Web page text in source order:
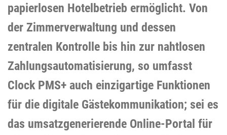
papierlosen Hotelbetrieb ermöglicht. Von
der Zimmerverwaltung und dessen
zentralen Kontrolle bis hin zur nahtlosen
Zahlungsautomatisierung, so umfasst
Clock PMS+ auch einzigartige Funktionen
für die digitale Gästekommunikation; sei es
das umsatzgenerierende Online-Portal für